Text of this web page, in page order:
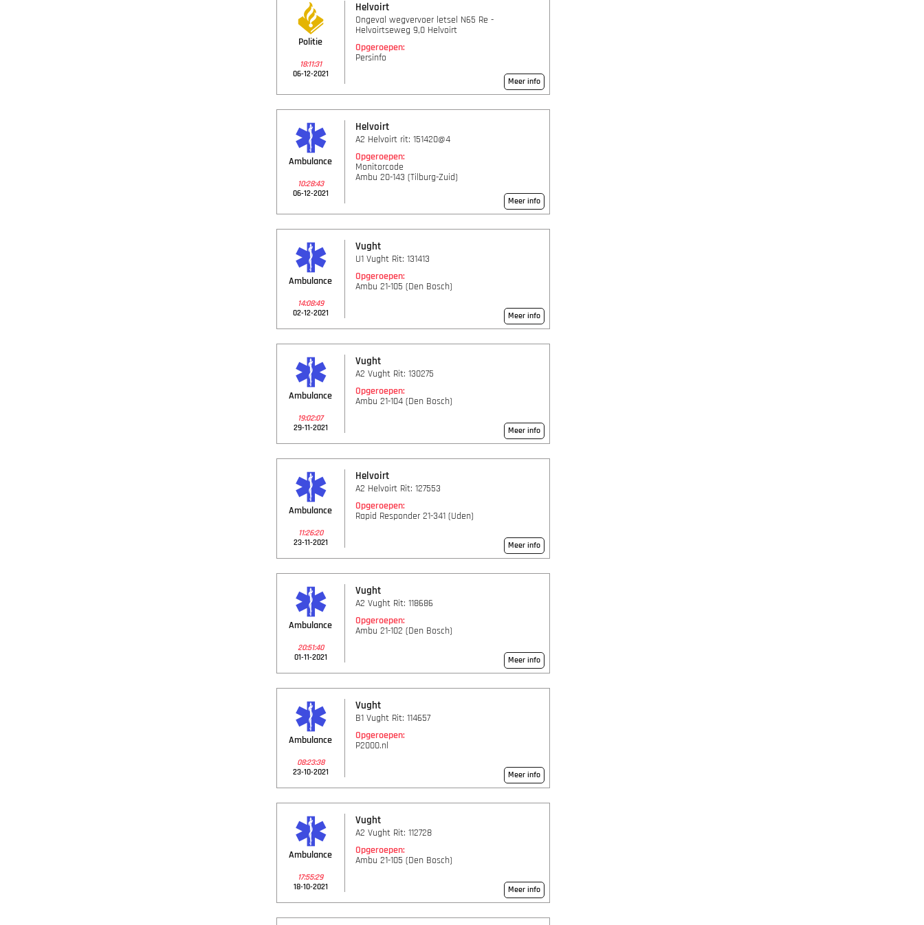
Politie
18:11:31
06-12-2021
Helvoirt
Ongeval wegvervoer letsel N65 Re -
Helvoirtseweg 9,0 Helvoirt
Opgeroepen:
Persinfo
Meer info
Ambulance
10:28:43
06-12-2021
Helvoirt
A2 Helvoirt rit: 151420@4
Opgeroepen:
Monitorcode
Ambu 20-143 (Tilburg-Zuid)
Meer info
Ambulance
14:08:49
02-12-2021
Vught
U1 Vught Rit: 131413
Opgeroepen:
Ambu 21-105 (Den Bosch)
Meer info
Ambulance
19:02:07
29-11-2021
Vught
A2 Vught Rit: 130275
Opgeroepen:
Ambu 21-104 (Den Bosch)
Meer info
Ambulance
11:26:20
23-11-2021
Helvoirt
A2 Helvoirt Rit: 127553
Opgeroepen:
Rapid Responder 21-341 (Uden)
Meer info
Ambulance
20:51:40
01-11-2021
Vught
A2 Vught Rit: 118686
Opgeroepen:
Ambu 21-102 (Den Bosch)
Meer info
Ambulance
08:23:38
23-10-2021
Vught
B1 Vught Rit: 114657
Opgeroepen:
P2000.nl
Meer info
Ambulance
17:55:29
18-10-2021
Vught
A2 Vught Rit: 112728
Opgeroepen:
Ambu 21-105 (Den Bosch)
Meer info